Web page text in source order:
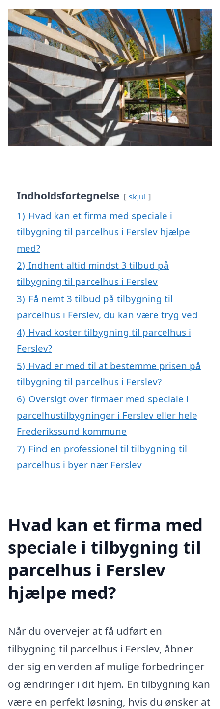
Indholdsfortegnelse skjul
1) Hvad kan et firma med speciale i
tilbygning til parcelhus i Ferslev hjælpe
med?
2) Indhent altid mindst 3 tilbud på
tilbygning til parcelhus i Ferslev
3) Få nemt 3 tilbud på tilbygning til
parcelhus i Ferslev, du kan være tryg ved
4) Hvad koster tilbygning til parcelhus i
Ferslev?
5) Hvad er med til at bestemme prisen på
tilbygning til parcelhus i Ferslev?
6) Oversigt over firmaer med speciale i
parcelhustilbygninger i Ferslev eller hele
Frederikssund kommune
7) Find en professionel til tilbygning til
parcelhus i byer nær Ferslev
Hvad kan et firma med
speciale i tilbygning til
parcelhus i Ferslev
hjælpe med?
Når du overvejer at få udført en
tilbygning til parcelhus i Ferslev, åbner
der sig en verden af mulige forbedringer
og ændringer i dit hjem. En tilbygning kan
være en perfekt løsning, hvis du ønsker at